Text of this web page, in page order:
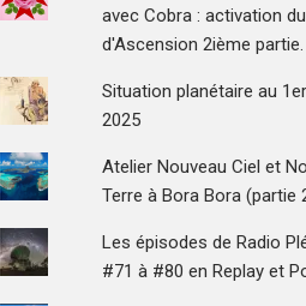
avec Cobra : activation
d'Ascension 2ième partie.
Situation planétaire au
2025
Atelier Nouveau Ciel et
Terre à Bora Bora (partie
Les épisodes de Radio
#71 à #80 en Replay et